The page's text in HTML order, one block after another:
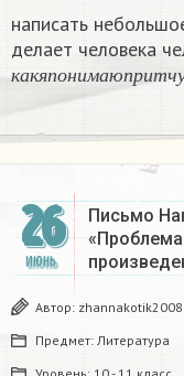
написать
делает человека
ка кяп о н има ю п р и т ч у
какяпо нимаюпри тч
26
ИЮНЬ
Письмо
Автор: zhannakotik2008
Предмет: Литература